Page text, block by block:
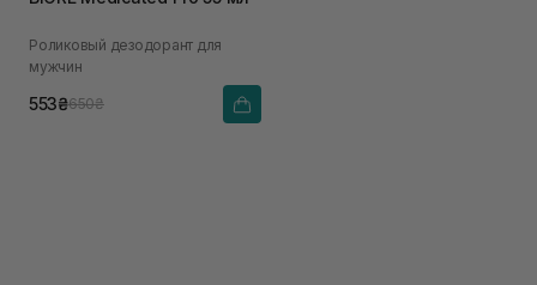
Роликовый дезодорант для
мужчин
553₴650₴